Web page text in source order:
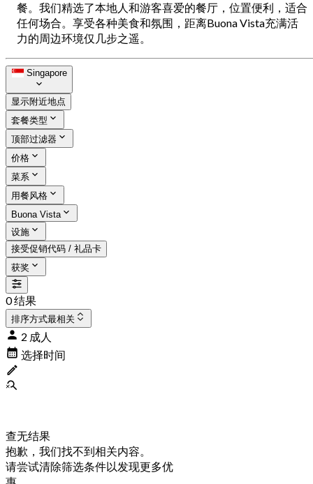
餐。我们精选了本地人和游客喜爱的餐厅，位置便利，适合
任何场合。享受各种美食和氛围，距离Buona Vista充满活
力的周边环境仅几步之遥。
Singapore
显示附近地点
套餐类型
顶部过滤器
价格
菜系
用餐风格
Buona Vista
设施
接受促销代码 / 礼品卡
获奖
0 结果
排序方式最相关
2 成人
选择时间
查无结果
抱歉，我们找不到相关内容。
请尝试清除筛选条件以发现更多优